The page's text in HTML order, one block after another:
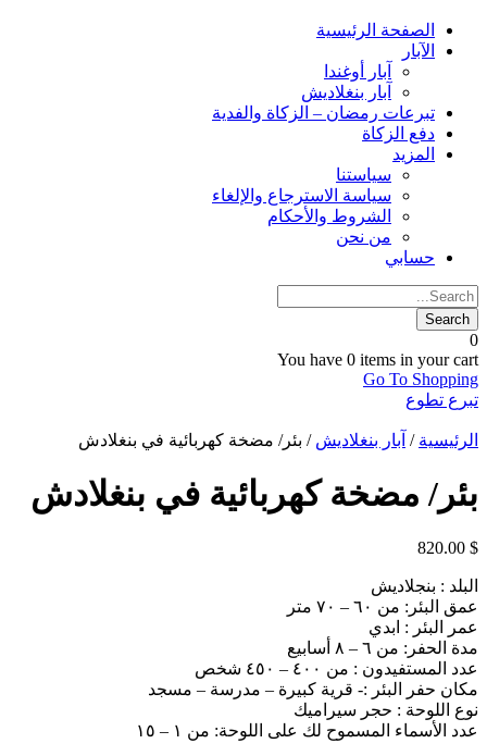
الصفحة الرئيسية
الآبار
آبار أوغندا
آبار بنغلاديش
تبرعات رمضان – الزكاة والفدية
دفع الزكاة
المزيد
سياستنا
سياسة الاسترجاع والإلغاء
الشروط والأحكام
من نحن
حسابي
0
You have 0 items in your cart
Go To Shopping
تبرع تطوع
الرئيسية / آبار بنغلاديش / بئر/ مضخة كهربائية في بنغلادش
بئر/ مضخة كهربائية في بنغلادش
820.00 $
البلد : بنجلاديش
عمق البئر: من ٦٠ – ٧٠ متر
عمر البئر : ابدي
مدة الحفر: من ٦ – ٨ أسابيع
عدد المستفيدون : من ٤٠٠ – ٤٥٠ شخص
مكان حفر البئر :- قرية كبيرة – مدرسة – مسجد
نوع اللوحة : حجر سيراميك
عدد الأسماء المسموح لك على اللوحة: من ١ – ١٥